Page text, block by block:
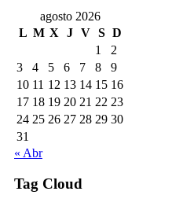
agosto 2026
L M X J V S D
1
2
3
4 5 6 7 8
9
10 11 12 13 14 15 16
17 18 19 20 21 22 23
24 25 26 27 28 29 30
31
« Abr
Tag Cloud